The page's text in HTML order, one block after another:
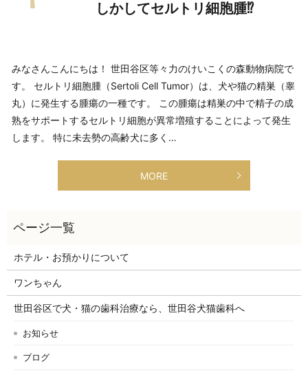
しかしてセルトリ細胞腫⁉
みなさんこんにちは！ 世田谷区等々力のけいこくの森動物病院で
す。 セルトリ細胞腫（Sertoli Cell Tumor）は、犬や猫の精巣（睾
丸）に発生する腫瘍の一種です。 この腫瘍は精巣の中で精子の成
熟をサポートするセルトリ細胞が異常増殖することによって発生
します。 特に未去勢の高齢犬に多く…
MORE
ホテル・お預かりについて
ワンちゃん
世田谷区で犬・猫の歯科治療なら、世田谷犬猫歯科へ
お知らせ
ブログ